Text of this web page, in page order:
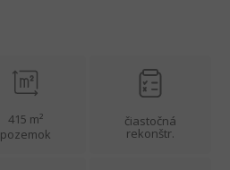
415 m²
pozemok
čiastočná
rekonštr.